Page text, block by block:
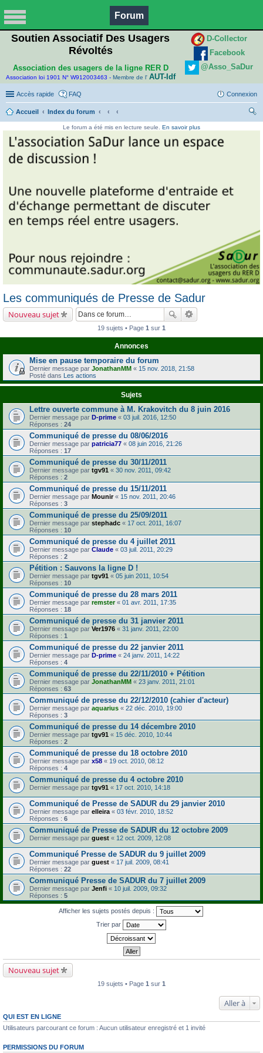
Forum
Soutien Associatif Des Usagers
Révoltés
Association des usagers de la ligne RER D
Association loi 1901 N° W912003463 - Membre de l' AUT-Idf
D-Collector
Facebook
@Asso_SaDur
Accès rapide FAQ Connexion
Accueil
Index du forum
Le forum a été mis en lecture seule. En savoir plus
Les communiqués de Presse de Sadur
Nouveau sujet
19 sujets • Page 1 sur 1
Annonces
Mise en pause temporaire du forum
Dernier message par JonathanMM « 15 nov. 2018, 21:58
Posté dans Les actions
Sujets
Lettre ouverte commune à M. Krakovitch du 8 juin 2016
Dernier message par D-prime « 03 juil. 2016, 12:50
Réponses : 24
Communiqué de presse du 08/06/2016
Dernier message par patricia77 « 08 juin 2016, 21:26
Réponses : 17
Communiqué de presse du 30/11/2011
Dernier message par tgv91 « 30 nov. 2011, 09:42
Réponses : 2
Communiqué de presse du 15/11/2011
Dernier message par Mounir« 15 nov. 2011, 20:46
Réponses : 3
Communiqué de presse du 25/09/2011
Dernier message par stephadc « 17 oct. 2011, 16:07
Réponses : 10
Communiqué de presse du 4 juillet 2011
Dernier message par Claude « 03 juil. 2011, 20:29
Réponses : 2
Pétition : Sauvons la ligne D !
Dernier message par tgv91 « 05 juin 2011, 10:54
Réponses : 10
Communiqué de presse du 28 mars 2011
Dernier message par remster« 01 avr. 2011, 17:35
Réponses : 18
Communiqué de presse du 31 janvier 2011
Dernier message par Ver1976 « 31 janv. 2011, 22:00
Réponses : 1
Communiqué de presse du 22 janvier 2011
Dernier message par D-prime « 24 janv. 2011, 14:22
Réponses : 4
Communiqué de presse du 22/11/2010 + Pétition
Dernier message par JonathanMM « 23 janv. 2011, 21:01
Réponses : 63
Communiqué de presse du 22/12/2010 (cahier d'acteur)
Dernier message par aquarius « 22 déc. 2010, 19:00
Réponses : 3
Communiqué de presse du 14 décembre 2010
Dernier message par tgv91 « 15 déc. 2010, 10:44
Réponses : 2
Communiqué de presse du 18 octobre 2010
Dernier message par x58 « 19 oct. 2010, 08:12
Réponses : 4
Communiqué de presse du 4 octobre 2010
Dernier message par tgv91 « 17 oct. 2010, 14:18
Communiqué de Presse de SADUR du 29 janvier 2010
Dernier message par elleira « 03 févr. 2010, 18:52
Réponses : 6
Communiqué de Presse de SADUR du 12 octobre 2009
Dernier message par guest « 12 oct. 2009, 12:08
Communiqué Presse de SADUR du 9 juillet 2009
Dernier message par guest « 17 juil. 2009, 08:41
Réponses : 22
Communiqué Presse de SADUR du 7 juillet 2009
Dernier message par Jenfi « 10 juil. 2009, 09:32
Réponses : 5
Afficher les sujets postés depuis :
Trier par
Nouveau sujet
19 sujets • Page 1 sur 1
Aller à
QUI EST EN LIGNE
Utilisateurs parcourant ce forum : Aucun utilisateur enregistré et 1 invité
PERMISSIONS DU FORUM